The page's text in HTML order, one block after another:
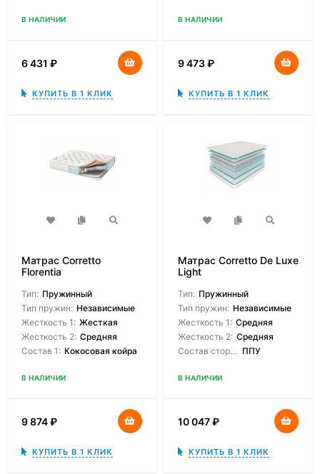
В НАЛИЧИИ
6 431 ₽
КУПИТЬ В 1 КЛИК
В НАЛИЧИИ
9 473₽
КУПИТЬ В 1 КЛИК
Матрас Corretto
Florentia
Тип: Пружинный
Тип пружин: Независимые
Жесткость 1: Жесткая
Жесткость 2: Средняя
Состав 1: Кокосовая койра
В НАЛИЧИИ
9 874₽
КУПИТЬ В 1 КЛИК
Матрас Corretto De Luxe
Light
Тип: Пружинный
Тип пружин: Независимые
Жесткость 1: Средняя
Жесткость 2: Средняя
Состав сторон: ППУ
В НАЛИЧИИ
10 047₽
КУПИТЬ В 1 КЛИК